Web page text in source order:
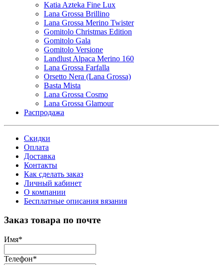
Katia Azteka Fine Lux
Lana Grossa Brillino
Lana Grossa Merino Twister
Gomitolo Christmas Edition
Gomitolo Gala
Gomitolo Versione
Landlust Alpaca Merino 160
Lana Grossa Farfalla
Orsetto Nera (Lana Grossa)
Basta Mista
Lana Grossa Cosmo
Lana Grossa Glamour
Распродажа
Скидки
Оплата
Доставка
Контакты
Как сделать заказ
Личный кабинет
О компании
Бесплатные описания вязания
Заказ товара по почте
Имя*
Телефон*